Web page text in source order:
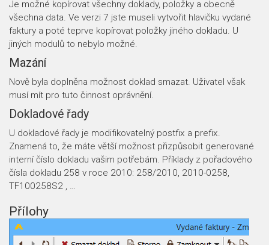
Je možné kopírovat všechny doklady, položky a obecně
všechna data. Ve verzi 7 jste museli vytvořit hlavičku vydané
faktury a poté teprve kopírovat položky jiného dokladu. U
jiných modulů to nebylo možné.
Mazání
Nově byla doplněna možnost doklad smazat. Uživatel však
musí mít pro tuto činnost oprávnění.
Dokladové řady
U dokladové řady je modifikovatelný postfix a prefix.
Znamená to, že máte větší možnost přizpůsobit generované
interní číslo dokladu vašim potřebám. Příklady z pořadového
čísla dokladu 258 v roce 2010: 258/2010, 2010-0258,
TF100258S2 , …
Přílohy